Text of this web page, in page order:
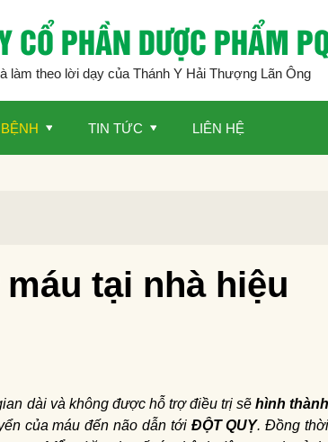
CỔ PHẦN DƯỢC PHẨM
làm theo lời dạy của Thánh Y Hải Thượng Lãn Ông
TIN TỨC LIÊN HỆ
tại nhà hiệu
dài và không được hỗ trợ điều trị sẽ hình
của máu đến não dẫn tới ĐỘT QUỴ. Đồng